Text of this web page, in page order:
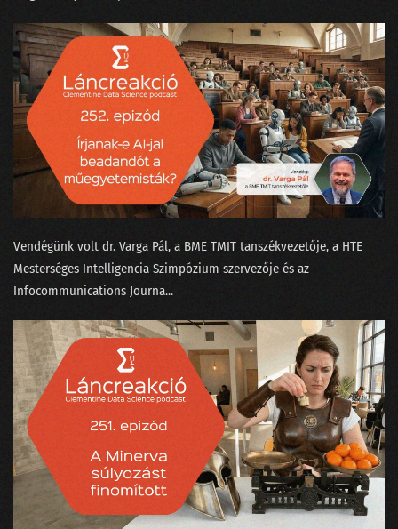
100 - Ezt is megértük!
099 - A KDNuggets és az örök amatőr orosz bölcs
098 - A GPT alapú keresők forradalmat hoznak
097 - Az igazság a Covid statisztikák körül
096 - Elvirát felköszöntötték névnapja alkalmából
095 - Elmetrükkök a prezentáció tudományában
094 - Kifényeztük a tavalyi kristálygömbünket!
093 - Így működik a ChatGPT
092 - MI-tél helyett MI-nyár lett 2022-ben
091 - Önvezető babakocsi és intelligens sütő Las Vegasban
090 - Egy igazán magyar hangasszisztens!
089 - 2022 megkapja a magáét!
088 - Elhozza-e a Vizzu az adatelemzés paradigmaváltását?
087 - Miért épít magyar nyelvi korpuszt egy nagybank?
Vendégünk volt ⁠dr. Varga Pál⁠, a BME TMIT tanszékvezetője, a ⁠HTE
Mesterséges Intelligencia Szimpózium⁠ szervezője és az
Infocommunications Journa...